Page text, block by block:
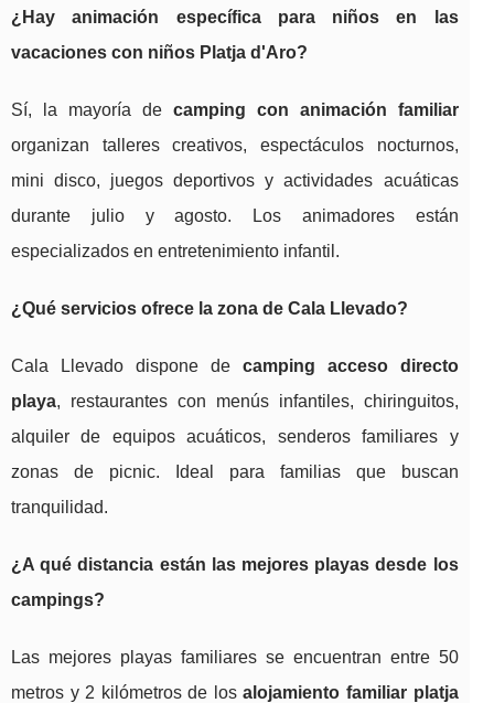
¿Hay animación específica para niños en las
vacaciones con niños Platja d'Aro?
Sí, la mayoría de camping con animación familiar
organizan talleres creativos, espectáculos nocturnos,
mini disco, juegos deportivos y actividades acuáticas
durante julio y agosto. Los animadores están
especializados en entretenimiento infantil.
¿Qué servicios ofrece la zona de Cala Llevado?
Cala Llevado dispone de camping acceso directo
playa, restaurantes con menús infantiles, chiringuitos,
alquiler de equipos acuáticos, senderos familiares y
zonas de picnic. Ideal para familias que buscan
tranquilidad.
¿A qué distancia están las mejores playas desde los
campings?
Las mejores playas familiares se encuentran entre 50
metros y 2 kilómetros de losalojamiento familiar platja